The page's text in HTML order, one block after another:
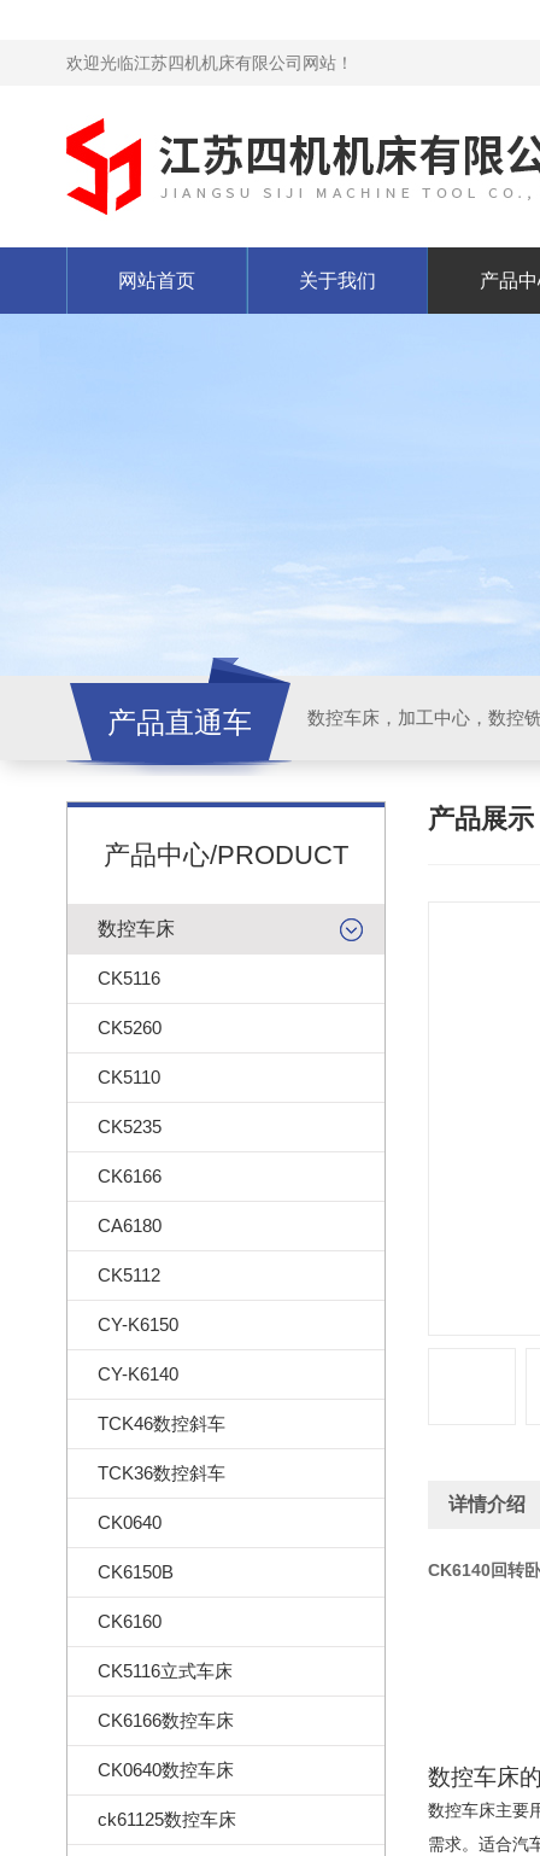
欢迎光临江苏四机机床有限公司网站！
网站首页 关于我们 产品
产品直通车
产品中心/PRODUCT
数控车床
CK5116
CK5260
CK5110
CK5235
CK6166
CA6180
CK5112
CY-K6150
CY-K6140
TCK46数控斜车
TCK36数控斜车
CK0640
CK6150B
CK6160
CK5116立式车床
CK6166数控车床
CK0640数控车床
ck61125数控车床
产品展示
详情介绍
CK6140回转
数控车床
数控车床主要
需求。适合汽